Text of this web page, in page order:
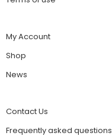
My Account
Shop
News
Contact Us
Frequently asked questions